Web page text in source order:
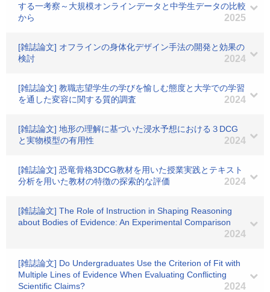
する一考察～大規模オンラインデータと中学生データの比較
から
2025
[雑誌論文] オフラインの身体化デザイン手法の開発と効果の
検討
2024
[雑誌論文] 教職志望学生の学びを愉しむ態度と大学での学習
を通した変容に関する質的調査
2024
[雑誌論文] 地形の理解に基づいた浸水予想における３DCG
と実物模型の有用性
2024
[雑誌論文] 恐竜骨格3DCG教材を用いた授業実践とテキスト
分析を用いた教材の特徴の探索的な評価
2024
[雑誌論文] The Role of Instruction in Shaping Reasoning
about Bodies of Evidence: An Experimental Comparison
2024
[雑誌論文] Do Undergraduates Use the Criterion of Fit with
Multiple Lines of Evidence When Evaluating Conflicting
Scientific Claims?
2024